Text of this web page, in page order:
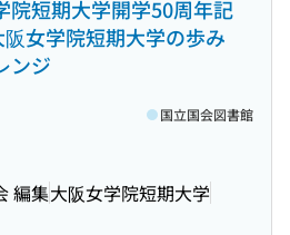
院短期大学開学50周年記
阪女学院短期大学の歩み
ンジ
編集大阪女学院短期大学
国立国会図書館